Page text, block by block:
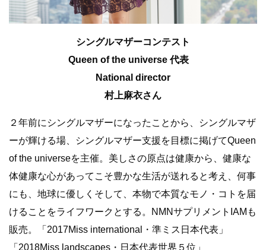
シングルマザーコンテスト
Queen of the universe 代表
National director
村上麻衣さん
２年前にシングルマザーになったことから、シングルマザ
ーが輝ける場、シングルマザー支援を目標に掲げてQueen
of the universeを主催。美しさの原点は健康から、健康な
体健康な心があってこそ豊かな生活が送れると考え、何事
にも、地球に優しくそして、本物で本質なモノ・コトを届
けることをライフワークとする。NMNサプリメントIAMも
販売。「2017Miss international・準ミス日本代表」
「2018Miss landscapes・日本代表世界５位」